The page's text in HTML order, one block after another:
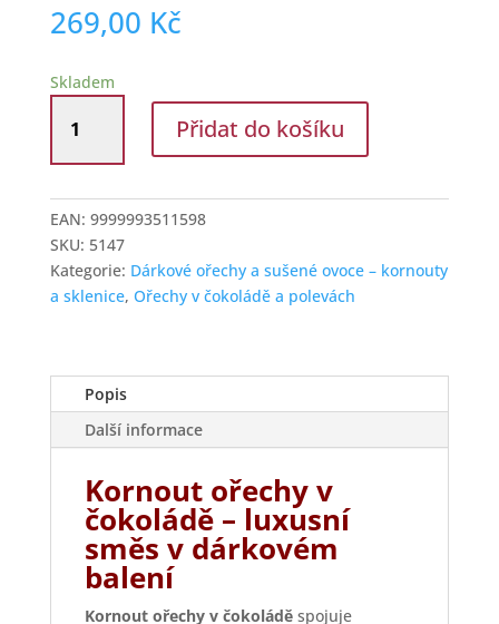
269,00 Kč
Skladem
ořechy
rozinkami
Přidat do košíku
EAN: 9999993511598
SKU: 5147
Kategorie: Dárkové ořechy a sušené ovoce – kornouty
a sklenice, Ořechy v čokoládě a polevách
Popis
Další informace
Kornout ořechy v
čokoládě – luxusní
směs v dárkovém
balení
Kornout ořechy v čokoláděspojuje